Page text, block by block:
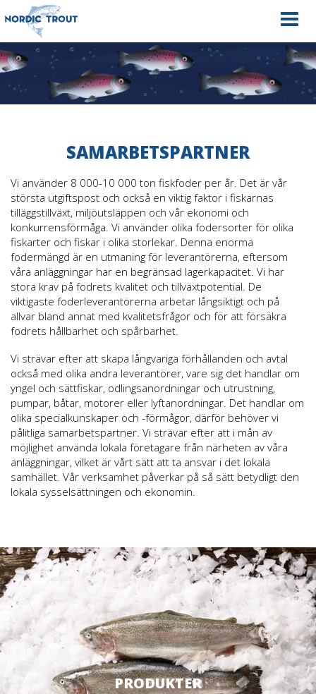
SAMARBETSPARTNER
Vi använder 8 000-10 000 ton fiskfoder per år. Det är vår
största utgiftspost och också en viktig faktor i fiskarnas
tilläggstillväxt, miljöutsläppen och vår ekonomi och
konkurrensförmåga. Vi använder olika fodersorter för olika
fiskarter och fiskar i olika storlekar. Denna enorma
fodermängd är en utmaning för leverantörerna, eftersom
våra anläggningar har en begränsad lagerkapacitet. Vi har
stora krav på fodrets kvalitet och tillväxtpotential. De
viktigaste foderleverantörerna arbetar långsiktigt och på
allvar bland annat med kvalitetsfrågor och för att försäkra
fodrets hållbarhet och spårbarhet.
Vi strävar efter att skapa långvariga förhållanden och avtal
också med olika andra leverantörer, vare sig det handlar om
yngel och sättfiskar, odlingsanordningar och utrustning,
pumpar, båtar, motorer eller lyftanordningar. Det handlar om
olika specialkunskaper och -förmågor, därför behöver vi
pålitliga samarbetspartner. Vi strävar efter att i mån av
möjlighet använda lokala företagare från närheten av våra
anläggningar, vilket är vårt sätt att ta ansvar i det lokala
samhället. Vår verksamhet påverkar på så sätt betydligt den
lokala sysselsättningen och ekonomin.
PRODUKTER